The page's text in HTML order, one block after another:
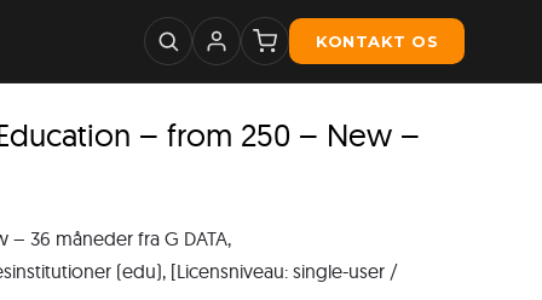
KONTAKT OS
Education – from 250 – New –
– 36 måneder fra G DATA,
(edu), [Licensniveau: single-user /